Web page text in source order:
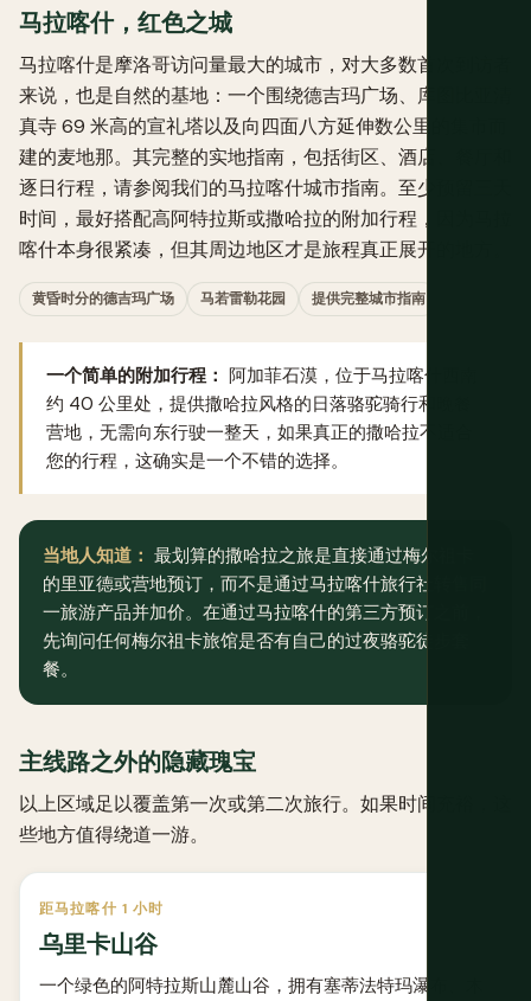
马拉喀什，红色之城
马拉喀什是摩洛哥访问量最大的城市，对大多数首次到访者
来说，也是自然的基地：一个围绕德吉玛广场、库图比亚清
真寺 69 米高的宣礼塔以及向四面八方延伸数公里的集市而
建的麦地那。其完整的实地指南，包括街区、酒店、餐厅和
逐日行程，请参阅我们的马拉喀什城市指南。至少预留三天
时间，最好搭配高阿特拉斯或撒哈拉的附加行程，因为马拉
喀什本身很紧凑，但其周边地区才是旅程真正展开的地方。
黄昏时分的德吉玛广场 马若雷勒花园 提供完整城市指南
一个简单的附加行程： 阿加菲石漠，位于马拉喀什西南
约 40 公里处，提供撒哈拉风格的日落骆驼骑行和晚餐
营地，无需向东行驶一整天，如果真正的撒哈拉不适合
您的行程，这确实是一个不错的选择。
当地人知道： 最划算的撒哈拉之旅是直接通过梅尔祖卡
的里亚德或营地预订，而不是通过马拉喀什旅行社转售同
一旅游产品并加价。在通过马拉喀什的第三方预订之前，
先询问任何梅尔祖卡旅馆是否有自己的过夜骆驼徒步套
餐。
主线路之外的隐藏瑰宝
以上区域足以覆盖第一次或第二次旅行。如果时间充裕，这
些地方值得绕道一游。
距马拉喀什 1 小时
乌里卡山谷
一个绿色的阿特拉斯山麓山谷，拥有塞蒂法特玛瀑布、木